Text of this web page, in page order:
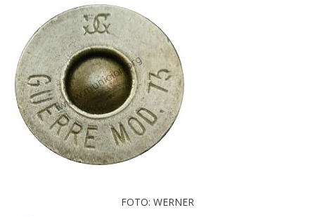
FOTO: WERNER